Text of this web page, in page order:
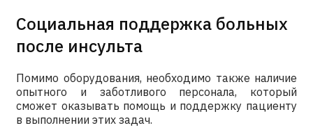
Социальная поддержка больных
после инсульта
Помимо оборудования, необходимо также наличие
опытного и заботливого персонала, который
сможет оказывать помощь и поддержку пациенту
в выполнении этих задач.